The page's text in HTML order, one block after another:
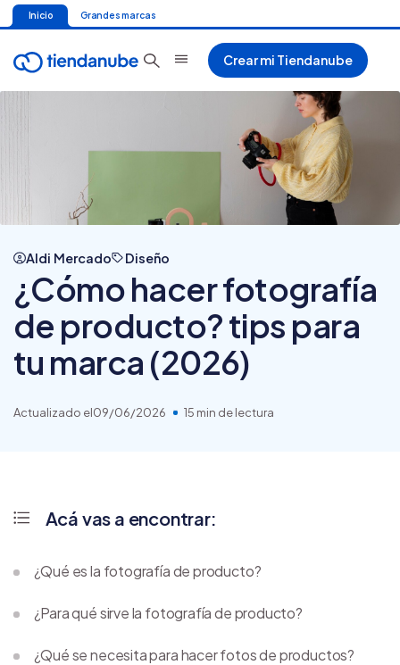
Inicio Grandes marcas
Crear mi Tiendanube
Aldi Mercado Diseño
¿Cómo hacer fotografía
de producto? tips para
tu marca (2026)
Actualizado el09/06/2026 15 min de lectura
Acá vas a encontrar:
¿Qué es la fotografía de producto?
¿Para qué sirve la fotografía de producto?
¿Qué se necesita para hacer fotos de productos?